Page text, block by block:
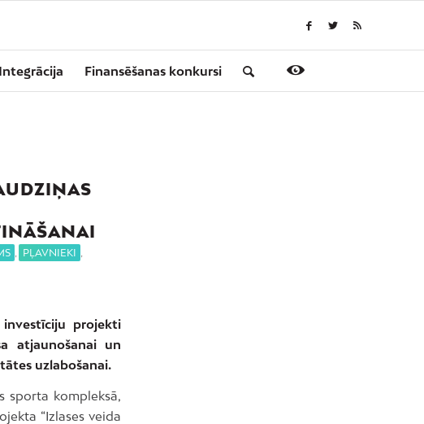
Integrācija Finansēšanas konkursi
, PĻAVNIEKI ,
investīciju projekti
atjaunošanai un
uzlabošanai.
sporta kompleksā,
“Izlases veida